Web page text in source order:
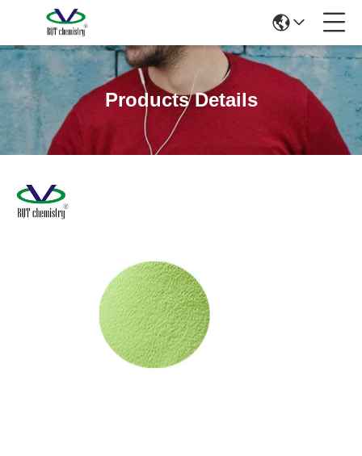
Products Details